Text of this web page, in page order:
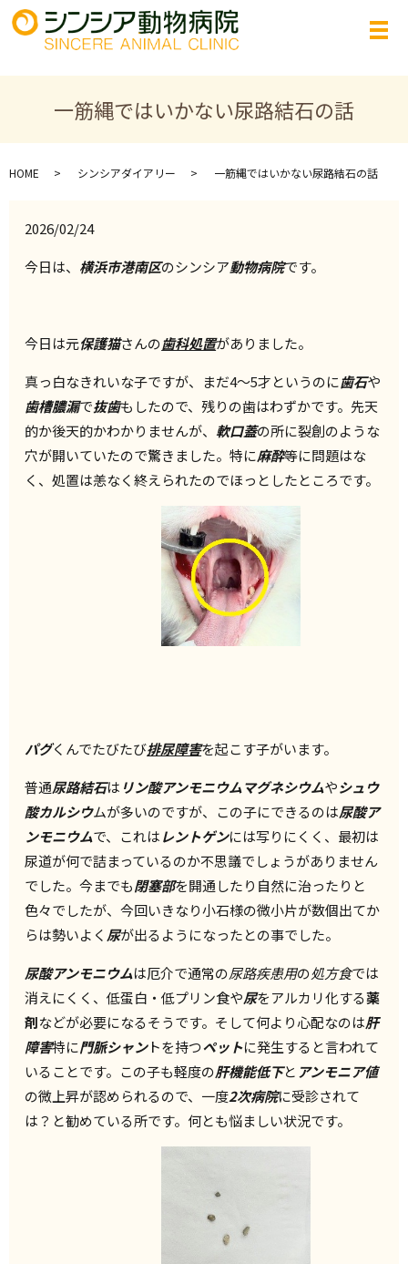
一筋縄ではいかない尿路結石の話
HOME シンシアダイアリー 一筋縄ではいかない尿路結石の話
2026/02/24
今日は、 横浜市港南区のシンシア動物病院です。
今日は元保護猫さんの歯科処置がありました。
真っ白なきれいな子ですが、まだ4～5才というのに歯石や
歯槽膿漏で抜歯もしたので、残りの歯はわずかです。先天
的か後天的かわかりませんが、軟口蓋の所に裂創のような
穴が開いていたので驚きました。特に麻酔等に問題はな
く、処置は恙なく終えられたのでほっとしたところです。
パグくんでたびたび排尿障害を起こす子がいます。
普通尿路結石は リン酸アンモニウムマグネシウムやシュウ
酸カルシウムが多いのですが、この子にできるのは尿酸ア
ンモニウムで、これはレントゲンには写りにくく、最初は
尿道が何で詰まっているのか不思議でしょうがありません
でした。今までも閉塞部を開通したり自然に治ったりと
色々でしたが、今回いきなり小石様の微小片が数個出てか
らは勢いよく 尿が出るようになったとの事でした。
尿酸アンモニウムは厄介で通常の尿路疾患用の処方食では
消えにくく、低蛋白・低プリン食や尿をアルカリ化する薬
剤などが必要になるそうです。そして何より心配なのは肝
障害特に門脈シャントを持つペットに発生すると言われて
いることです。この子も軽度の肝機能低下と アンモニア値
の微上昇が認められるので、一度2次病院に受診されて
は？と勧めている所です。何とも悩ましい状況です。